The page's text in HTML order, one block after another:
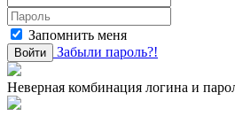
Запомнить меня
Войти Забыли пароль?!
Неверная комбинация логина и